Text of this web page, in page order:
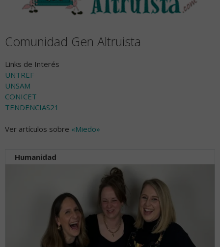
Comunidad Gen Altruista
Links de Interés
UNTREF
UNSAM
CONICET
TENDENCIAS21
Ver artículos sobre «Miedo»
Humanidad